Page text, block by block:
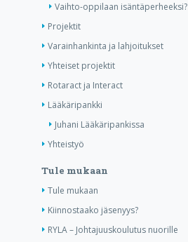
Vaihto-oppilaan isäntäperheeksi?
Projektit
Varainhankinta ja lahjoitukset
Yhteiset projektit
Rotaract ja Interact
Lääkäripankki
Juhani Lääkäripankissa
Yhteistyö
Tule mukaan
Tule mukaan
Kiinnostaako jäsenyys?
RYLA – Johtajuuskoulutus nuorille